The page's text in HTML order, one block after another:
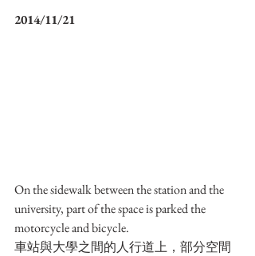
2014/11/21
On the sidewalk between the station and the
university, part of the space is parked the
motorcycle and bicycle.
車站與大學之間的人行道上，部分空間